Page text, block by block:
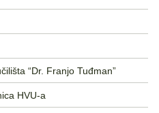
“Dr. Franjo Tuđman”
HVU-a